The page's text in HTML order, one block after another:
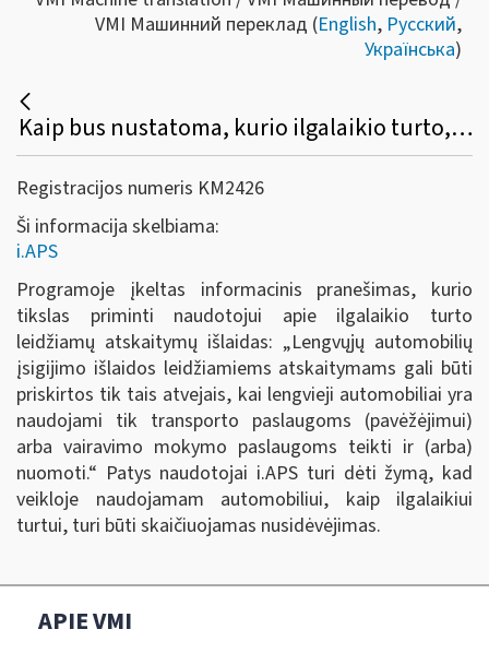
VMI Машинний переклад (English, Русский,
Українська)
Kaip bus nustatoma, kurio ilgalaikio turto, nurodyto FR0457 formoje, bus skaičiuojamas nusidėvėjimas, o kurio (pvz., lengvojo automobilio, naudojamo advokato veikloje) neskaičiuojamas (nepriskiriamas leidžiamiems atskaitymams)?
Registracijos numeris KM2426
Ši informacija skelbiama:
i.APS
Programoje įkeltas informacinis pranešimas, kurio
tikslas priminti naudotojui apie ilgalaikio turto
leidžiamų atskaitymų išlaidas: „Lengvųjų automobilių
įsigijimo išlaidos leidžiamiems atskaitymams gali būti
priskirtos tik tais atvejais, kai lengvieji automobiliai yra
naudojami tik transporto paslaugoms (pavėžėjimui)
arba vairavimo mokymo paslaugoms teikti ir (arba)
nuomoti.“ Patys naudotojai i.APS turi dėti žymą, kad
veikloje naudojamam automobiliui, kaip ilgalaikiui
turtui, turi būti skaičiuojamas nusidėvėjimas.
APIE VMI